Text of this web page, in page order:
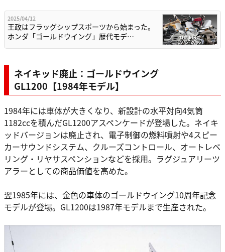
2025/04/12
王政はフラッグシップスポーツから始まった。
ホンダ「ゴールドウイング」歴代モデ…
ネイキッド廃止：ゴールドウイング
GL1200【1984年モデル】
1984年には車体が大きくなり、新設計の水平対向4気筒
1182ccを積んだGL1200アスペンケードが登場した。ネイキ
ッドバージョンは廃止され、電子制御の燃料噴射や4スピー
カーサウンドシステム、クルーズコントロール、オートレベ
リング・リヤサスペンションなどを採用。ラグジュアリーツ
アラーとしての商品価値を高めた。
翌1985年には、金色の車体のゴールドウイング10周年記念
モデルが登場。GL1200は1987年モデルまで生産された。